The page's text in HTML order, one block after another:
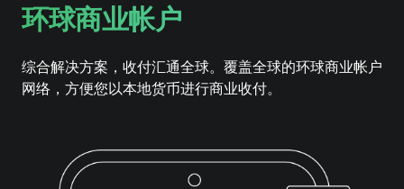
环球商业帐户
综合解决方案，收付汇通全球。覆盖全球的环球商业帐户
网络，方便您以本地货币进行商业收付。